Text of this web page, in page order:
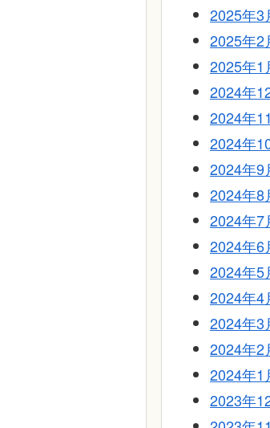
2025年3
2025年2
2025年1
2024年
2024年
2024年
2024年9
2024年8
2024年7
2024年6
2024年5
2024年4
2024年3
2024年2
2024年1
2023年